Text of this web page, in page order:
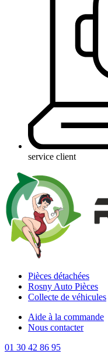
service client
Pièces détachées
Rosny Auto Pièces
Collecte de véhicules
Aide à la commande
Nous contacter
01 30 42 86 95